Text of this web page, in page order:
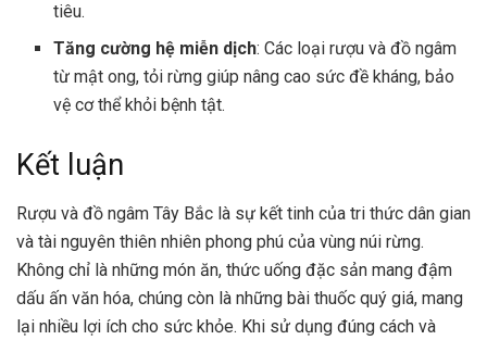
tiêu.
Tăng cường hệ miễn dịch: Các loại rượu và đồ ngâm
từ mật ong, tỏi rừng giúp nâng cao sức đề kháng, bảo
vệ cơ thể khỏi bệnh tật.
Kết luận
Rượu và đồ ngâm Tây Bắc là sự kết tinh của tri thức dân gian
và tài nguyên thiên nhiên phong phú của vùng núi rừng.
Không chỉ là những món ăn, thức uống đặc sản mang đậm
dấu ấn văn hóa, chúng còn là những bài thuốc quý giá, mang
lại nhiều lợi ích cho sức khỏe. Khi sử dụng đúng cách và